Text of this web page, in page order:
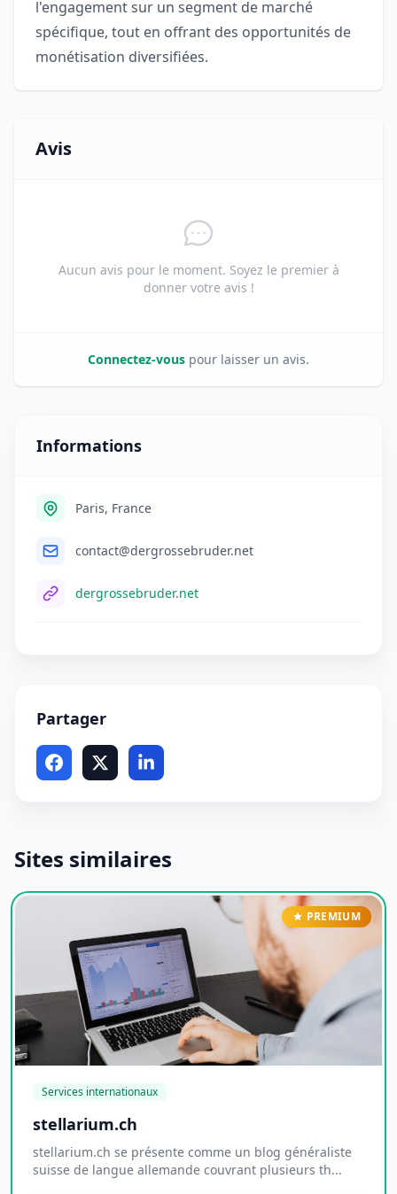
l'engagement sur un segment de marché
spécifique, tout en offrant des opportunités de
monétisation diversifiées.
Avis
Aucun avis pour le moment. Soyez le premier à
donner votre avis !
Connectez-vous pour laisser un avis.
Informations
Paris, France
contact@dergrossebruder.net
dergrossebruder.net
Partager
Sites similaires
PREMIUM
Services internationaux
stellarium.ch
stellarium.ch se présente comme un blog généraliste
suisse de langue allemande couvrant plusieurs th...